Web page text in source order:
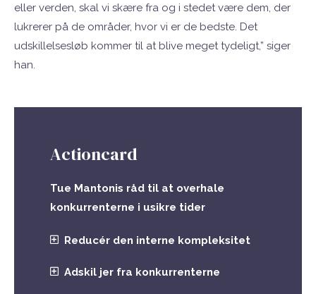
eller verden, skal vi skære fra og i stedet være dem, der
lukrerer på de områder, hvor vi er de bedste. Det
udskillelsesløb kommer til at blive meget tydeligt,” siger
han.
Actioncard
Tue Mantonis råd til at overhale
konkurrenterne i usikre tider
Reducér den interne kompleksitet
Adskil jer fra konkurrenterne